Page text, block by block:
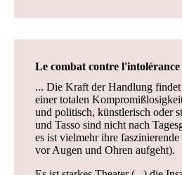
Le combat contre l'intolérance
... Die Kraft der Handlung
einer totalen
und politisch, künstlerisch oder
und Tasso sind nicht nach
es ist vielmehr ihre
vor Augen und Ohren aufgeht).